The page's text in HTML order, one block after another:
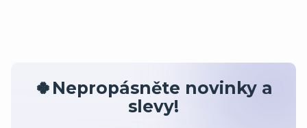
🍀Nepropásněte novinky a
slevy!